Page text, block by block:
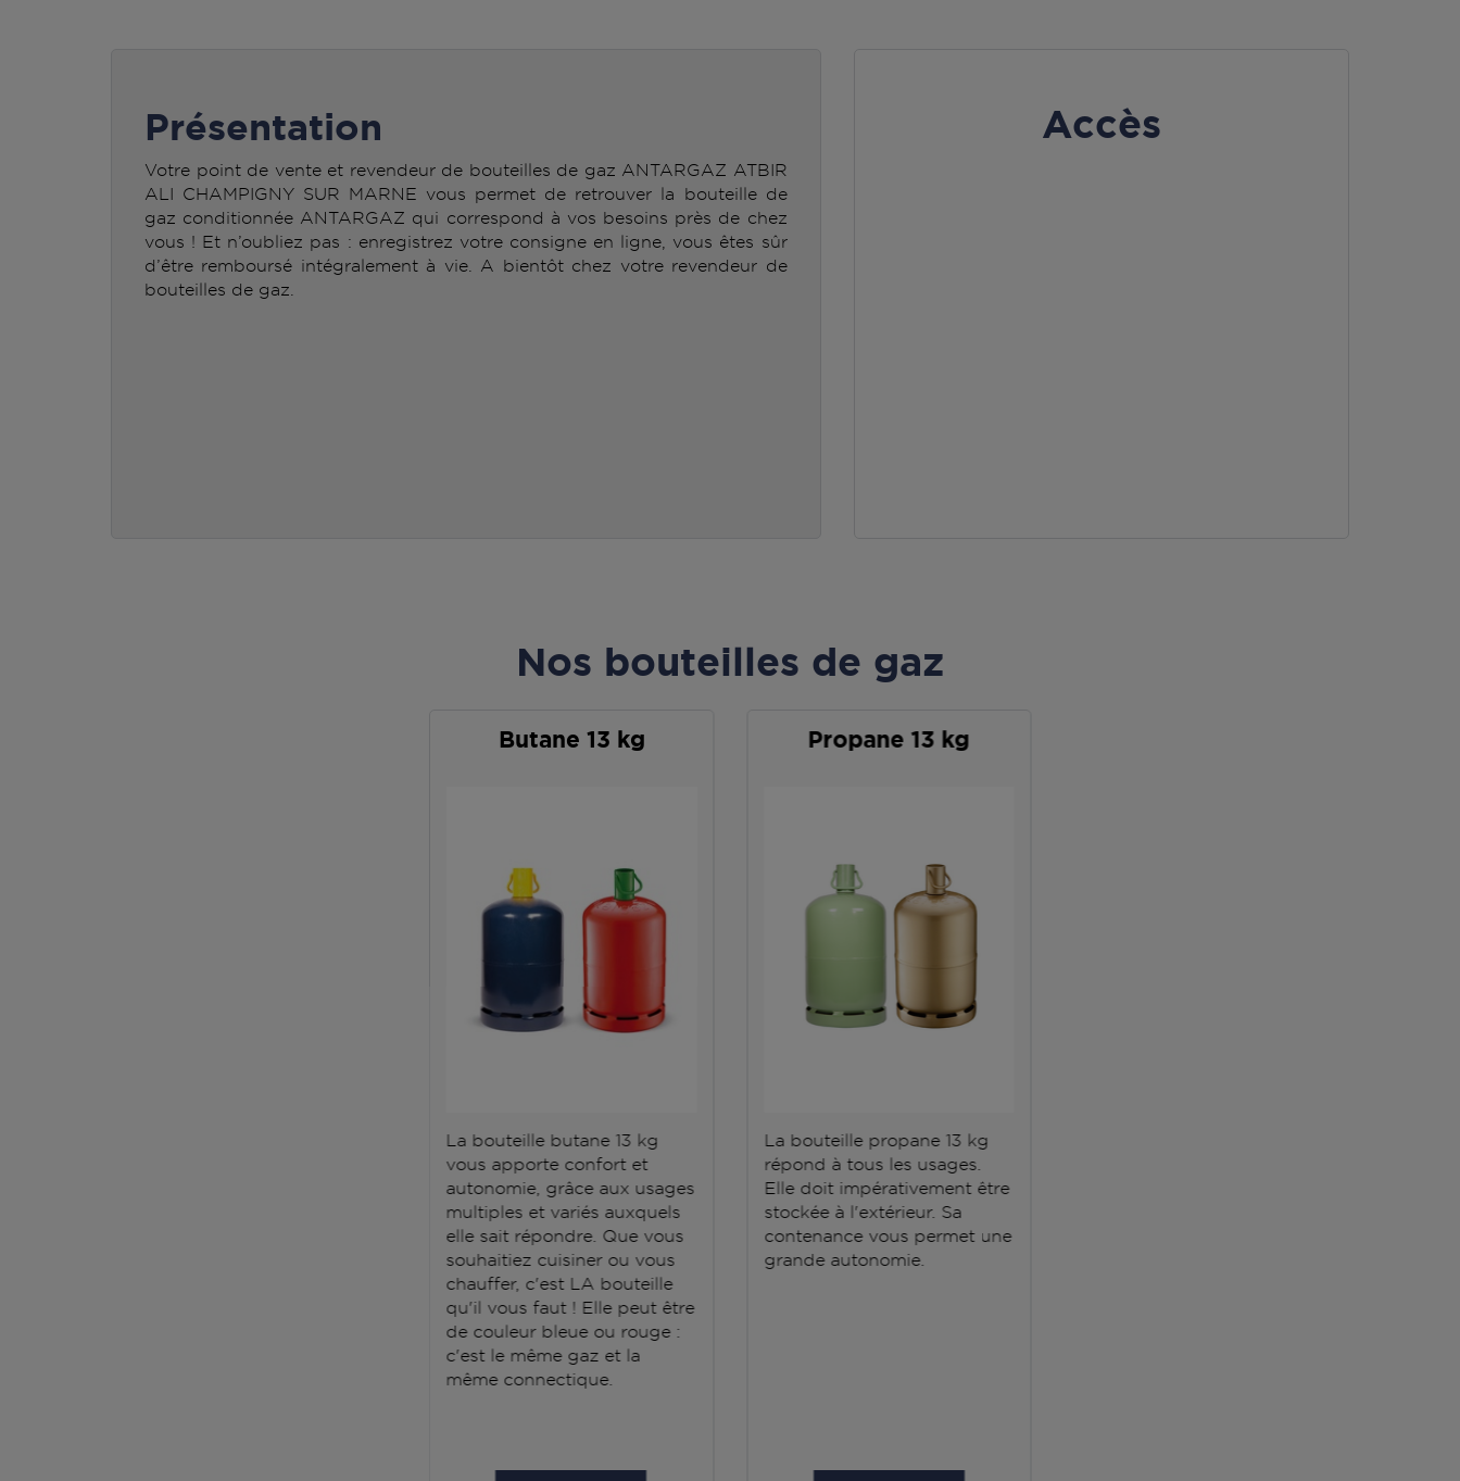
Accès
Présentation
Votre point de vente et revendeur de bouteilles de gaz ANTARGAZ ATBIR
ALI CHAMPIGNY SUR MARNE vous permet de retrouver la bouteille de
gaz conditionnée ANTARGAZ qui correspond à vos besoins près de chez
vous ! Et n’oubliez pas : enregistrez votre consigne en ligne, vous êtes sûr
d’être remboursé intégralement à vie. A bientôt chez votre revendeur de
bouteilles de gaz.
Nos bouteilles de gaz
Butane 13 kg
La bouteille butane 13 kg
vous apporte confort et
autonomie, grâce aux usages
multiples et variés auxquels
elle sait répondre. Que vous
souhaitiez cuisiner ou vous
chauffer, c'est LA bouteille
qu'il vous faut ! Elle peut être
de couleur bleue ou rouge :
c'est le même gaz et la
même connectique.
Propane 13 kg
La bouteille propane 13 kg
répond à tous les usages.
Elle doit impérativement être
stockée à l'extérieur. Sa
contenance vous permet une
grande autonomie.